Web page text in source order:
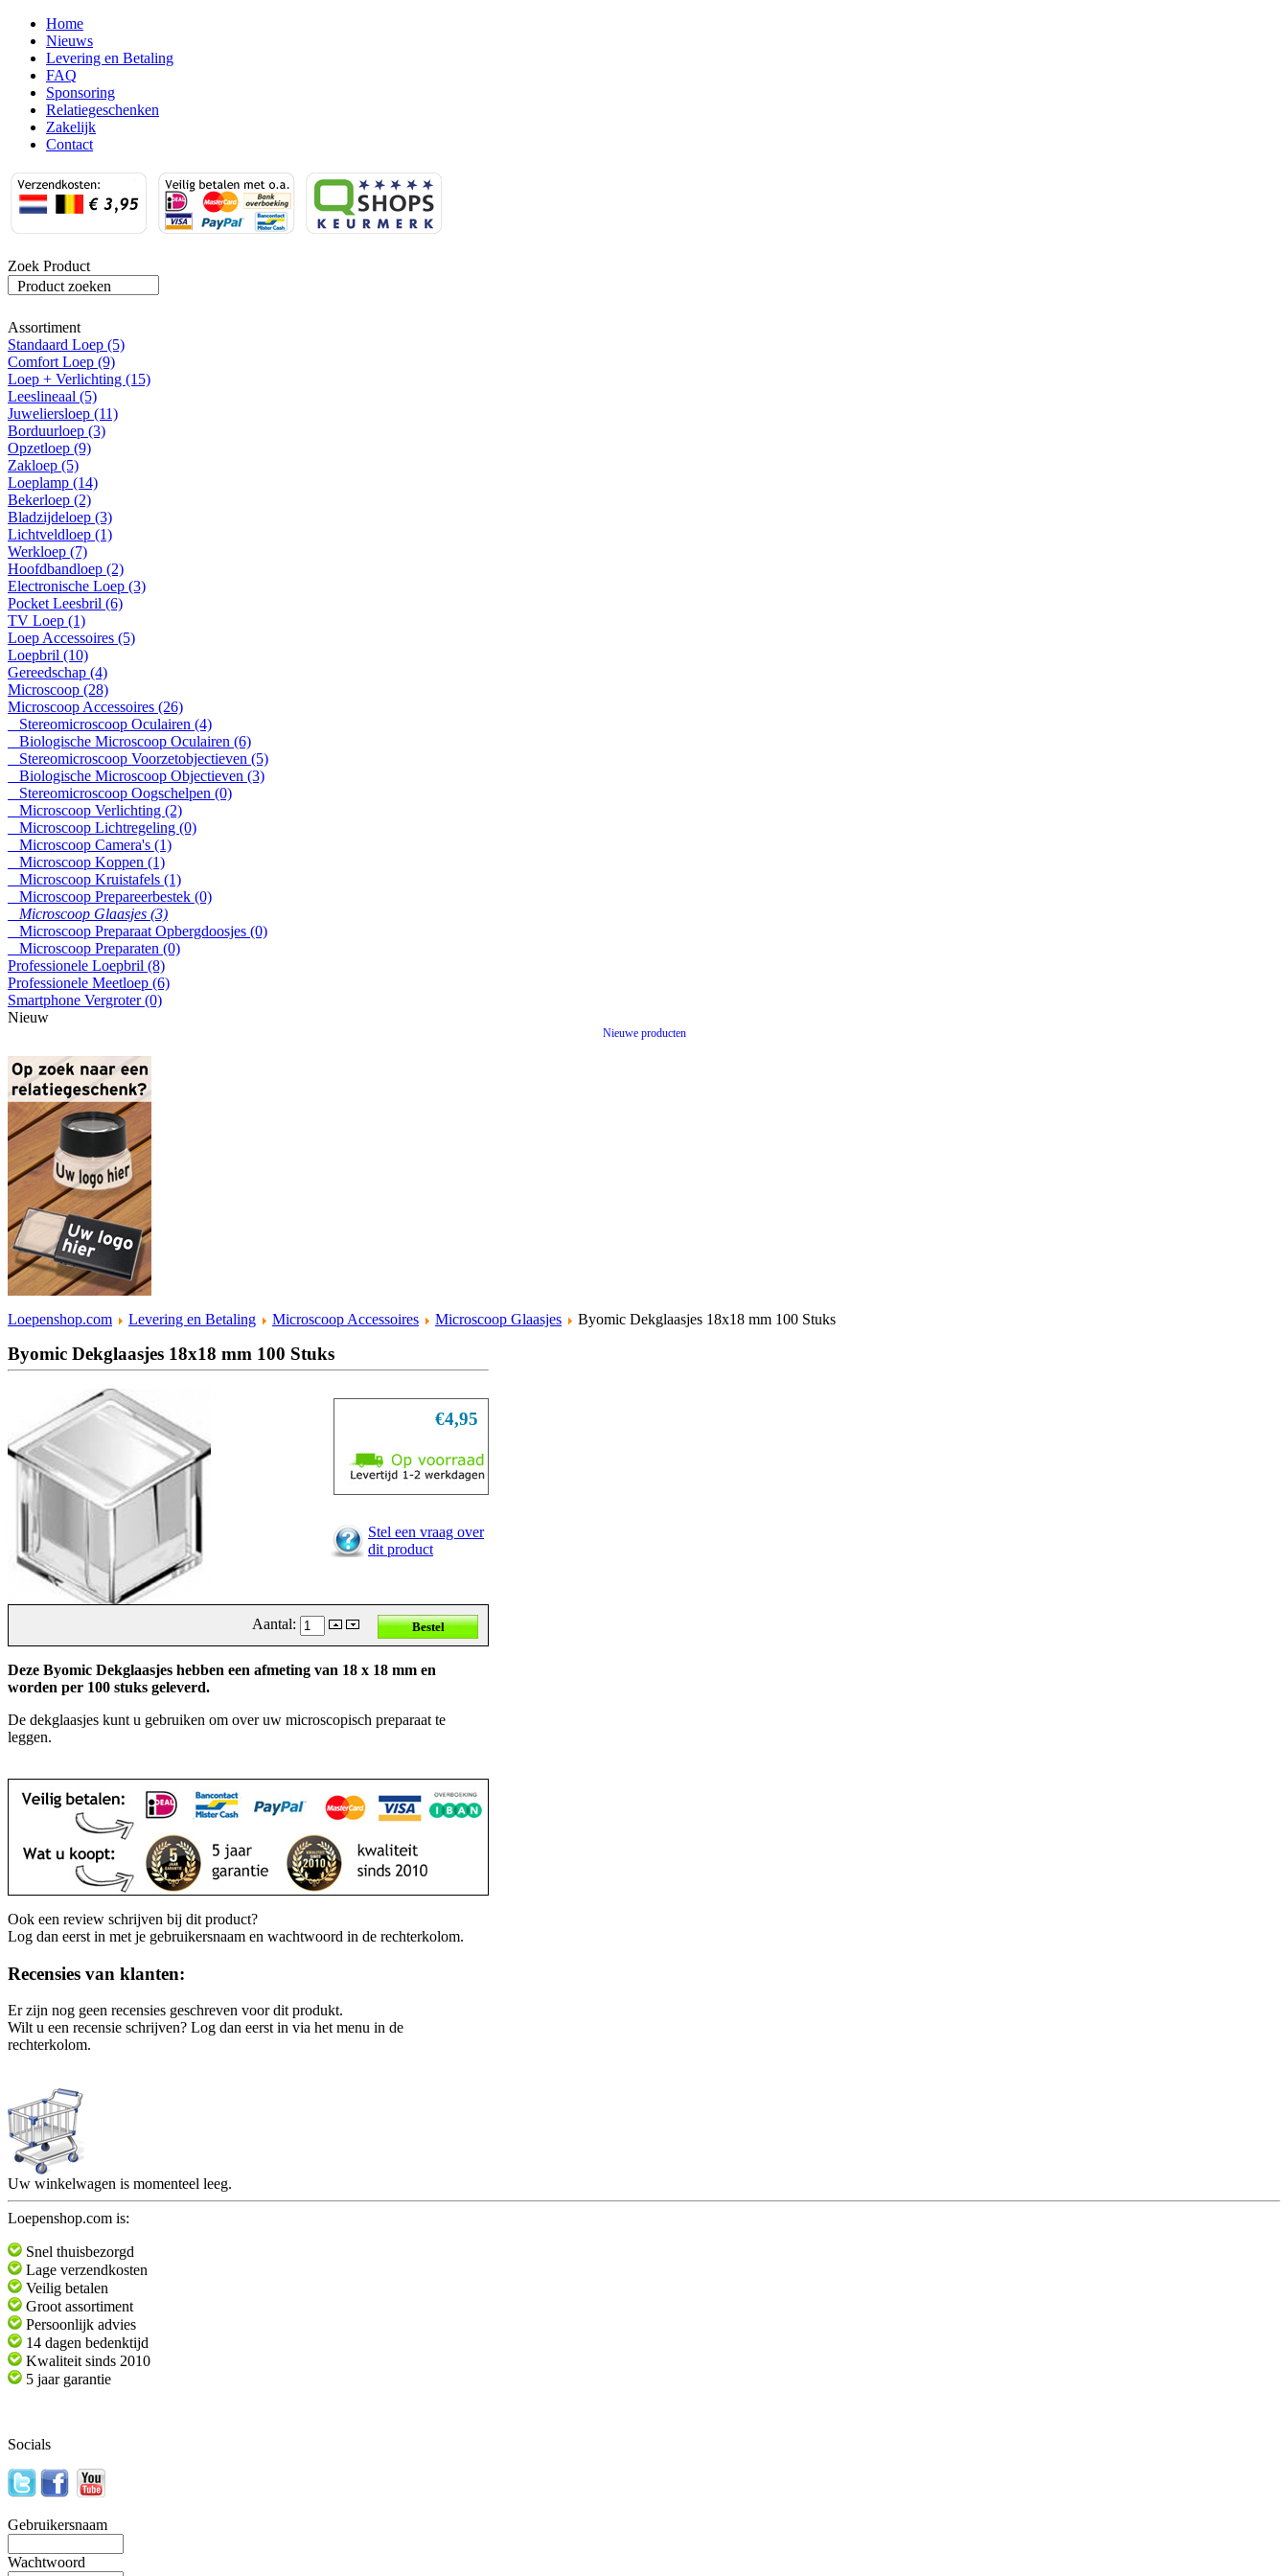
Home
Nieuws
Levering en Betaling
FAQ
Sponsoring
Relatiegeschenken
Zakelijk
Contact
Zoek Product
Product zoeken
Assortiment
Standaard Loep (5)
Comfort Loep (9)
Loep + Verlichting (15)
Leeslineaal (5)
Juweliersloep (11)
Borduurloep (3)
Opzetloep (9)
Zakloep (5)
Loeplamp (14)
Bekerloep (2)
Bladzijdeloep (3)
Lichtveldloep (1)
Werkloep (7)
Hoofdbandloep (2)
Electronische Loep (3)
Pocket Leesbril (6)
TV Loep (1)
Loep Accessoires (5)
Loepbril (10)
Gereedschap (4)
Microscoop (28)
Microscoop Accessoires (26)
Stereomicroscoop Oculairen (4)
Biologische Microscoop Oculairen (6)
Stereomicroscoop Voorzetobjectieven (5)
Biologische Microscoop Objectieven (3)
Stereomicroscoop Oogschelpen (0)
Microscoop Verlichting (2)
Microscoop Lichtregeling (0)
Microscoop Camera's (1)
Microscoop Koppen (1)
Microscoop Kruistafels (1)
Microscoop Prepareerbestek (0)
Microscoop Glaasjes (3)
Microscoop Preparaat Opbergdoosjes (0)
Microscoop Preparaten (0)
Professionele Loepbril (8)
Professionele Meetloep (6)
Smartphone Vergroter (0)
Nieuw
Nieuwe producten
Loepenshop.com Levering en Betaling Microscoop Accessoires Microscoop Glaasjes Byomic Dekglaasjes 18x18 mm 100 Stuks
Byomic Dekglaasjes 18x18 mm 100 Stuks
€4,95
Stel een vraag over
dit product
Aantal:
Deze Byomic Dekglaasjes hebben een afmeting van 18 x 18 mm en
worden per 100 stuks geleverd.
De dekglaasjes kunt u gebruiken om over uw microscopisch preparaat te
leggen.
Ook een review schrijven bij dit product?
Log dan eerst in met je gebruikersnaam en wachtwoord in de rechterkolom.
Recensies van klanten:
Er zijn nog geen recensies geschreven voor dit produkt.
Wilt u een recensie schrijven? Log dan eerst in via het menu in de
rechterkolom.
Uw winkelwagen is momenteel leeg.
Loepenshop.com is:
Snel thuisbezorgd
Lage verzendkosten
Veilig betalen
Groot assortiment
Persoonlijk advies
14 dagen bedenktijd
Kwaliteit sinds 2010
5 jaar garantie
Socials
Gebruikersnaam
Wachtwoord